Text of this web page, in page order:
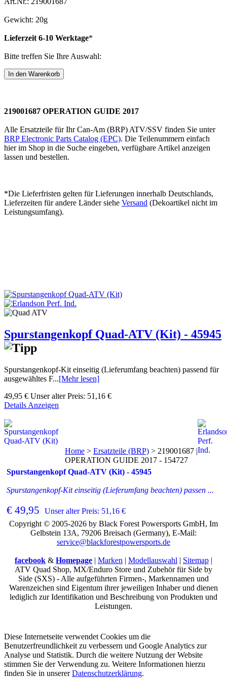
Gewicht: 20g
Lieferzeit 6-10 Werktage*
Bitte treffen Sie Ihre Auswahl:
219001687 OPERATION GUIDE 2017
Alle Ersatzteile für Ihr Can-Am (BRP) ATV/SSV finden Sie unter
BRP Electronic Parts Catalog (EPC). Die Teilenummern einfach
hier im Shop in die Suche eingeben, verfügbare Artikel anzeigen
lassen und bestellen.
*Die Lieferfristen gelten für Lieferungen innerhalb Deutschlands,
Lieferzeiten für andere Länder siehe Versand (Dekoartikel nicht im
Leistungsumfang).
Spurstangenkopf Quad-ATV (Kit) - 45945
Spurstangenkopf-Kit einseitig (Lieferumfang beachten) passend für
ausgewähltes F...[Mehr lesen]
49,95 € Unser alter Preis: 51,16 €
Details Anzeigen
Spurstangenkopf Quad-ATV (Kit) - 45945
Spurstangenkopf-Kit einseitig (Lieferumfang beachten) passen ...
€ 49,95 Unser alter Preis: 51,16 €
Home > Ersatzteile (BRP) > 219001687 |
OPERATION GUIDE 2017 - 154727
Copyright © 2005-2026 by Black Forest Powersports GmbH, Im
Gelbstein 13A, 79206 Breisach (Germany), E-Mail:
service@blackforestpowersports.de
facebook & Homepage | Marken | Modellauswahl | Sitemap |
ATV Quad Shop, MX/Enduro Store und Zubehör für Side by
Side (SXS) - Alle aufgeführten Firmen-, Markennamen und
Warenzeichen sind Eigentum ihrer jeweiligen Inhaber und dienen
lediglich zur Identifikation und Beschreibung von Produkten und
Leistungen.
Diese Internetseite verwendet Cookies um die
Benutzerfreundlichkeit zu verbessern und Google Analytics zur
Analyse und Statistik. Durch die weitere Nutzung der Website
stimmen Sie der Verwendung zu. Weitere Informationen hierzu
finden Sie in unsererDatenschutzerklärung.